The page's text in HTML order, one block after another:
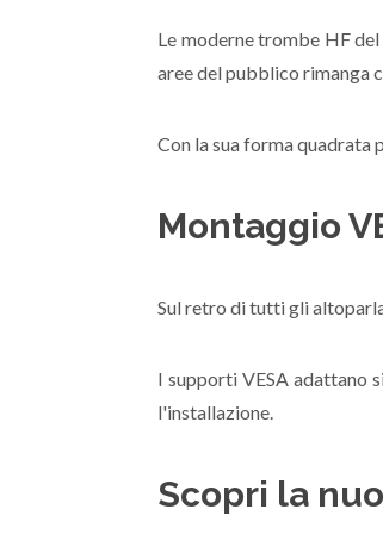
Le moderne trombe HF
aree del pubblico rimanga
Con la sua forma quadrata
Montaggio
Sul retro di tutti gli
I supporti VESA adattano
l'installazione.
Scopri la